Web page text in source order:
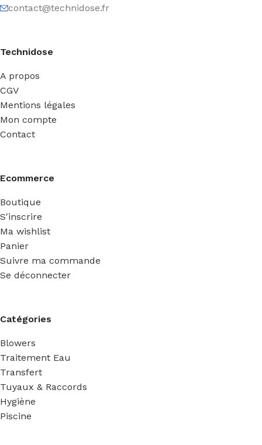
contact@technidose.fr
Technidose
A propos
CGV
Mentions légales
Mon compte
Contact
Ecommerce
Boutique
S'inscrire
Ma wishlist
Panier
Suivre ma commande
Se déconnecter
Catégories
Blowers
Traitement Eau
Transfert
Tuyaux & Raccords
Hygiène
Piscine